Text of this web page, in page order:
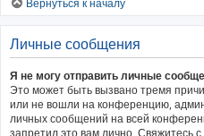
Вернуться к началу
Личные сообщения
Я не могу отправить личные
Это может быть вызвано тремя
или не вошли на конференцию,
личных сообщений на всей
запретил это вам лично. Свяжитесь